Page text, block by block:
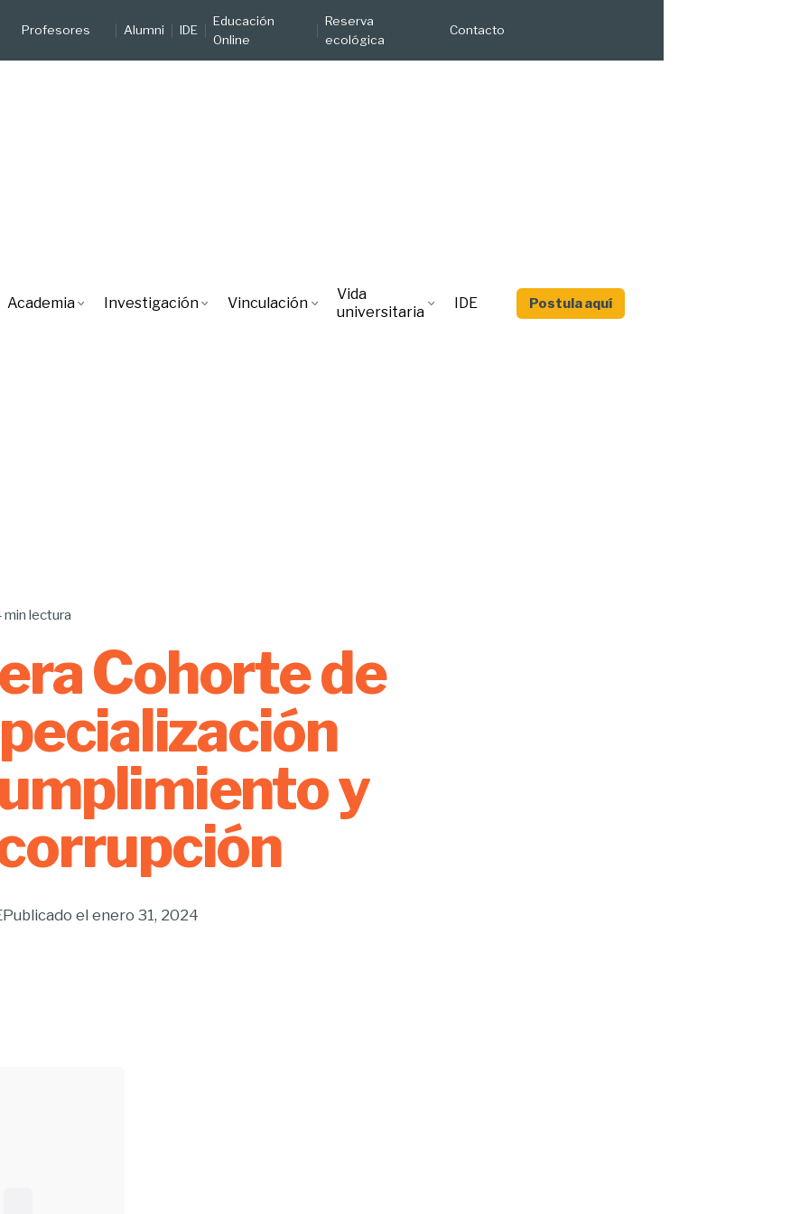
Profesores Alumni IDE
Educación
Online
Reserva
ecológica
Contacto
Academia Investigación Vinculación
Vida
universitaria
IDE Postula aquí
min lectura
Cohorte de
y
Publicado el enero 31, 2024